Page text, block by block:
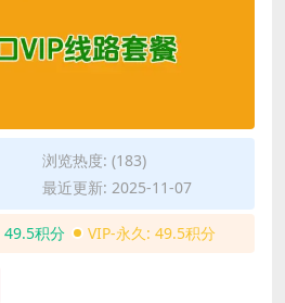
浏览热度: (183)
最近更新: 2025-11-07
49.5积分 VIP-永久: 49.5积分